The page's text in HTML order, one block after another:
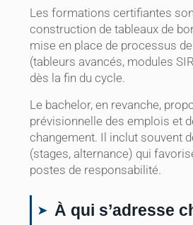
Les formations certifiantes
construction de tableaux de
mise en place de processus
(tableurs avancés, modules
dès la fin du cycle.
Le bachelor, en revanche,
prévisionnelle des emplois et
changement. Il inclut souvent
(stages, alternance) qui
postes de responsabilité.
À qui s’adresse